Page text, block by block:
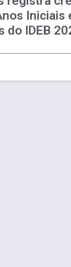
Iniciais
do IDEB